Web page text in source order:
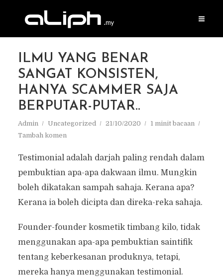
ILMU YANG BENAR
SANGAT KONSISTEN,
HANYA SCAMMER SAJA
BERPUTAR-PUTAR..
Admin Uncategorized 21/10/2020
1 minit bacaan
Tambah komen
Testimonial adalah darjah paling rendah dalam
pembuktian apa-apa dakwaan ilmu. Mungkin
boleh dikatakan sampah sahaja. Kerana apa?
Kerana ia boleh dicipta dan direka-reka sahaja.
Founder-founder kosmetik timbang kilo, tidak
menggunakan apa-apa pembuktian saintifik
tentang keberkesanan produknya, tetapi,
mereka hanya menggunakan testimonial.